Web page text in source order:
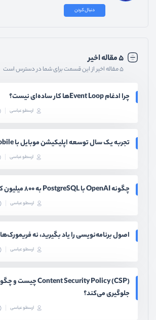
دنبال کردن
۵ مقاله اخیر
۵ مقاله اخیر از این قسمت برای شما در دسترس است
چرا ادغام Event Loopها کار ساده‌ای نیست؟
ارسطو عباسی
تجربه یک سال توسعه اپلیکیشن موبایل با GoMobile
ارسطو عباسی
چگونه OpenAI با PostgreSQL به ۸۰۰ میلیون کاربر رسید؟
ارسطو عباسی
اصول برنامه‌نویسی را یاد بگیرید، نه فریمورک‌ها
ارسطو عباسی
جلوگیری می‌کند؟
ارسطو عباسی